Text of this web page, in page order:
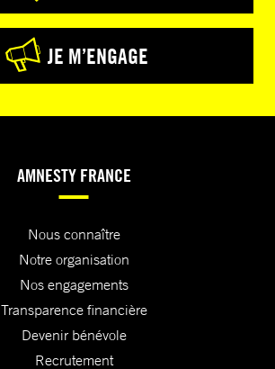
JE M’ENGAGE
AMNESTY FRANCE
Nous connaître
Notre organisation
Nos engagements
Transparence financière
Devenir bénévole
Recrutement